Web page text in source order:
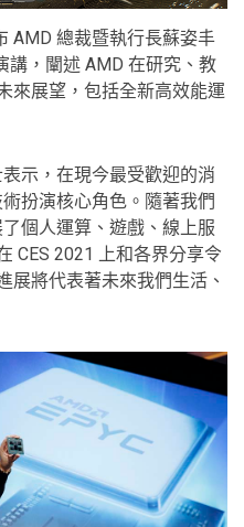
AMD 總裁暨執行長蘇姿丰
講 ，闡述 AMD 在研究、教
來展望，包括全新高效能運
示，在現今最受歡迎的消
扮演核心角色。隨著我們
個人運算、遊戲、線上服
CES 2021 上和各界分享令
展將代表著未來我們生活、